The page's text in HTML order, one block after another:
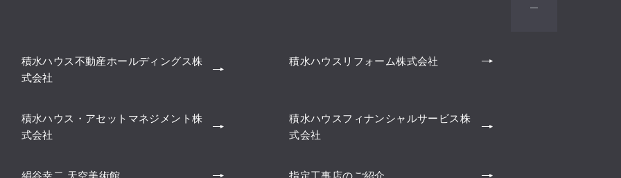
積水ハウス不動産ホールディングス株
式会社
積水ハウスリフォーム株式会社
積水ハウス・アセットマネジメント株
式会社
積水ハウスフィナンシャルサービス株
式会社